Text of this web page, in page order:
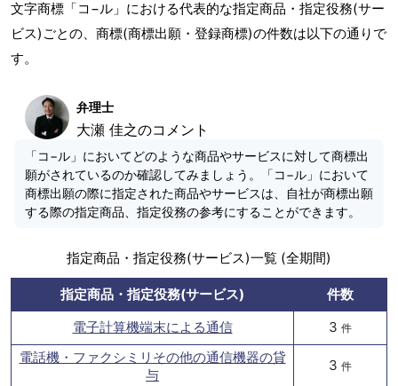
文字商標「コ−ル」における代表的な指定商品・指定役務(サー
ビス)ごとの、商標(商標出願・登録商標)の件数は以下の通りで
す。
弁理士
大瀬 佳之のコメント
「コ−ル」においてどのような商品やサービスに対して商標出
願がされているのか確認してみましょう。「コ−ル」において
商標出願の際に指定された商品やサービスは、自社が商標出願
する際の指定商品、指定役務の参考にすることができます。
指定商品・指定役務(サービス)一覧 (全期間)
指定商品・指定役務(サービス)
件数
電子計算機端末による通信
3 件
電話機・ファクシミリその他の通信機器の貸
与
3 件